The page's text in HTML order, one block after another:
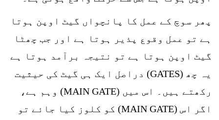
پھر سوچ کے عمل کا پانچواں گیٹ اوپن ہوتا
ہے تو عمل وقوع پذیر ہوتا ہے اور جب چھٹا
گیٹ اوپن ہوتا ہے تو نتیجہ برآمد ہوتا ہے
یہ چھ (GATES) دراصل ایک ہی گیٹ کی حیثیت
رکھتے ہیں۔ اس میں (MAIN GATE) وہم ہے،
اگر اس (MAIN GATE) کو کلوز کیا جائے تو